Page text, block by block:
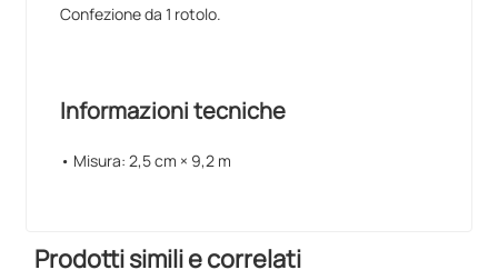
Confezione da 1 rotolo.
Informazioni tecniche
• Misura: 2,5 cm × 9,2 m
Prodotti simili e correlati